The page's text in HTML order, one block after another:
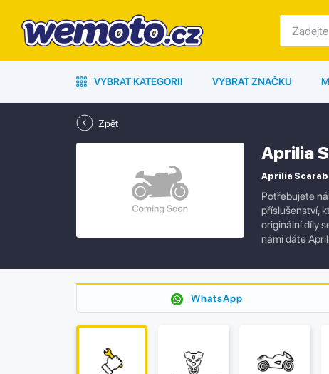
VYBRAT KATEGORII VYBRAT ZNAČKU
Zpět
Aprilia
Aprilia
Potřebujete
příslušenství,
originální díly
námi dáte
WhatsApp